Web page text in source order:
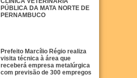
PÚBLICA DA MATA NORTE DE
PERNAMBUCO
Prefeito Marcílio Régio realiza
visita técnica à área que
receberá empresa metalúrgica
com previsão de 300 empregos